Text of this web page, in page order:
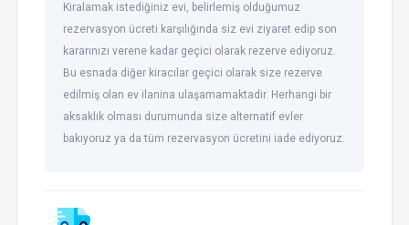
Kiralamak istediğiniz evi, belirlemiş olduğumuz
rezervasyon ücreti karşılığında siz evi ziyaret edip son
kararınızı verene kadar geçici olarak rezerve ediyoruz.
Bu esnada diğer kiracılar geçici olarak size rezerve
edilmiş olan ev ilanina ulaşamamaktadir. Herhangi bir
aksaklık olması durumunda size alternatif evler
bakıyoruz ya da tüm rezervasyon ücretini iade ediyoruz.